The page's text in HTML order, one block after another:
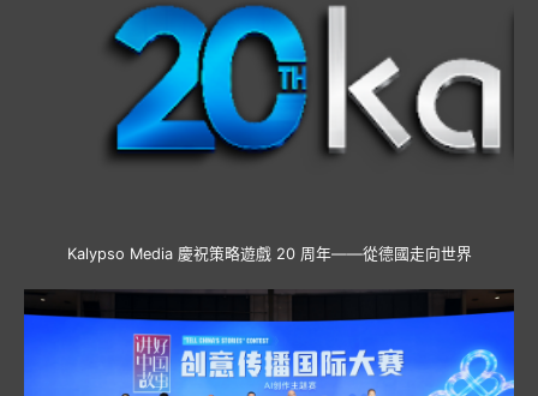
Kalypso Media 慶祝策略遊戲 20 周年——從德國走向世界